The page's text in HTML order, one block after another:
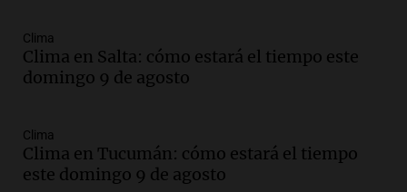
Audio.La historia de la servilleta que
firmó Jorge Messi para el primer
Audio.Joan Gaspart: "Sin Jorge, no sé si
Clima
Clima en Salta: cómo estará el tiempo este
domingo 9 de agosto
Clima
Clima en Tucumán: cómo estará el tiempo
este domingo 9 de agosto